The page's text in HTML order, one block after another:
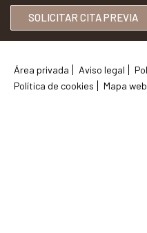
SOLICITAR CITA PREVIA
Área privada Aviso legal
Política de cookies
Mapa web